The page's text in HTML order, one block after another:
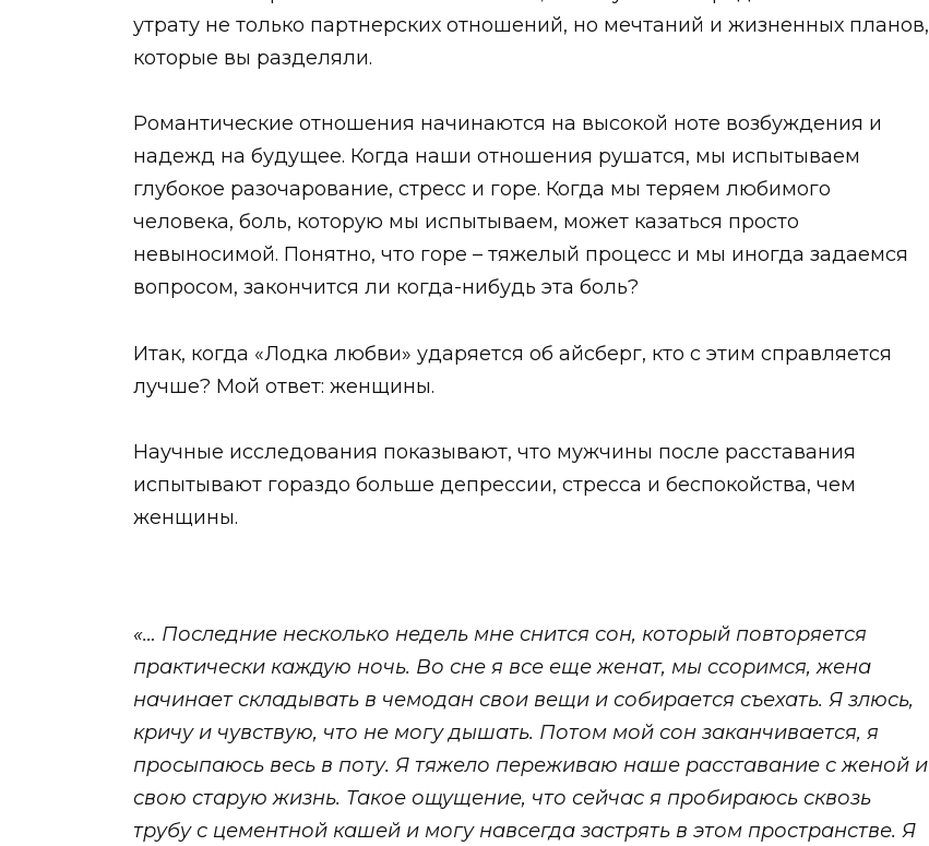
утрату не только партнерских отношений, но мечтаний и жизненных планов,
которые вы разделяли.
Романтические отношения начинаются на высокой ноте возбуждения и
надежд на будущее. Когда наши отношения рушатся, мы испытываем
глубокое разочарование, стресс и горе. Когда мы теряем любимого
человека, боль, которую мы испытываем, может казаться просто
невыносимой. Понятно, что горе – тяжелый процесс и мы иногда задаемся
вопросом, закончится ли когда-нибудь эта боль?
Итак, когда «Лодка любви» ударяется об айсберг, кто с этим справляется
лучше? Мой ответ: женщины.
Научные исследования показывают, что мужчины после расставания
испытывают гораздо больше депрессии, стресса и беспокойства, чем
женщины.
«… Последние несколько недель мне снится сон, который повторяется
практически каждую ночь. Во сне я все еще женат, мы ссоримся, жена
начинает складывать в чемодан свои вещи и собирается съехать. Я злюсь,
кричу и чувствую, что не могу дышать. Потом мой сон заканчивается, я
просыпаюсь весь в поту. Я тяжело переживаю наше расставание с женой и
свою старую жизнь. Такое ощущение, что сейчас я пробираюсь сквозь
трубу с цементной кашей и могу навсегда застрять в этом пространстве. Я